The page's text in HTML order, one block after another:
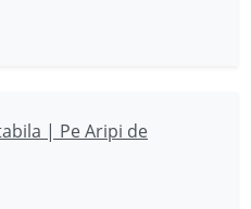
| Pe Aripi de